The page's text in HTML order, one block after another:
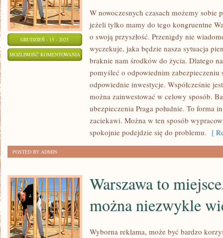
GRUDZIEŃ - 15 - 2025
MOŻLIWOŚĆ KOMENTOWANIA
KOJARZONA
ZNAJOMYCH,
W nowoczesnych czasach możemy sobie
jeżeli tylko mamy do tego kongruentne
o swoją przyszłość. Przenigdy nie
wyczekuje, jaka będzie nasza sytuacja
braknie nam środków do życia. Dlatego
pomyśleć o odpowiednim zabezpieczeniu
odpowiednie inwestycje. Współcześnie
można zainwestować w celowy sposób.
ubezpieczenia Praga południe. To forma
zaciekawi. Można w ten sposób
spokojnie podejdzie się do problemu. [
POSTED BY ADMIN
Warszawa to
można niezwykle
Wyborna reklama, może być bardzo